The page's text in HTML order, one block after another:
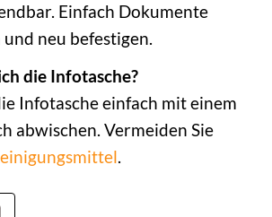
Einfach Dokumente
neu befestigen.
die Infotasche?
Infotasche einfach mit einem
abwischen. Vermeiden Sie
.